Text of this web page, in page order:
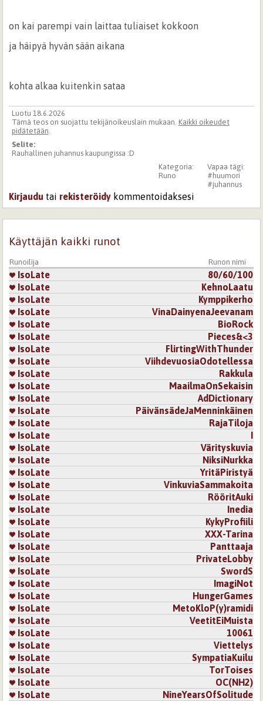
on kai parempi vain laittaa tuliaiset kokkoon
ja häipyä hyvän sään aikana
kohta alkaa kuitenkin sataa
Luotu 18.6.2026
Tämä teos on suojattu tekijänoikeuslain mukaan. Kaikki oikeudet
pidätetään
Selite:
Rauhallinen juhannus kaupungissa :D
Vapaa tägi:
#huumori
#juhannus
Kategoria:
Runo
Kirjaudu tai rekisteröidy kommentoidaksesi
Käyttäjän kaikki runot
Runoilija Runon nimi
IsoLate
80/60/100
IsoLate
KehnoLaatu
IsoLate
Kymppikerho
IsoLate
VinaDainyenaJeevanam
IsoLate
BioRock
IsoLate
Pieces&<3
IsoLate
FlirtingWithThunder
IsoLate
ViihdevuosiaOdotellessa
IsoLate
Rakkula
IsoLate
MaailmaOnSekaisin
IsoLate
AdDictionary
IsoLate
PäivänsädeJaMenninkäinen
IsoLate
RajaTiloja
IsoLate
I
IsoLate
Värityskuvia
IsoLate
NiksiNurkka
IsoLate
YritäPiristyä
IsoLate
VinkuviaSammakoita
IsoLate
RööritAuki
IsoLate
Inedia
IsoLate
KykyProfiili
IsoLate
XXX-Tarina
IsoLate
Panttaaja
IsoLate
PrivateLobby
IsoLate
SwordS
IsoLate
ImagiNot
IsoLate
HungerGames
IsoLate
MetoKloP(y)ramidi
IsoLate
VeetitEiMuista
IsoLate
10061
IsoLate
Viettelys
IsoLate
SympatiaKuilu
IsoLate
TorToises
IsoLate
OC(NH2)
IsoLate
NineYearsOfSolitude